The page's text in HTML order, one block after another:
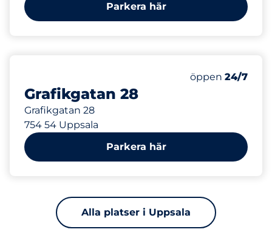
Parkera här
Grafikgatan 28
Grafikgatan 28
754 54 Uppsala
Antal
Totalt antal
Måndag
öppen 24/7
Parkera här
Alla platser i Uppsala